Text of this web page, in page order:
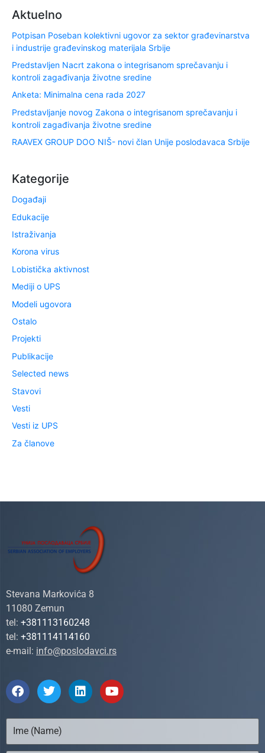
Aktuelno
Potpisan Poseban kolektivni ugovor za sektor građevinarstva
i industrije građevinskog materijala Srbije
Predstavljen Nacrt zakona o integrisanom sprečavanju i
kontroli zagađivanja životne sredine
Anketa: Minimalna cena rada 2027
Predstavljanje novog Zakona o integrisanom sprečavanju i
kontroli zagađivanja životne sredine
RAAVEX GROUP DOO NIŠ- novi član Unije poslodavaca Srbije
Kategorije
Događaji
Edukacije
Istraživanja
Korona virus
Lobistička aktivnost
Mediji o UPS
Modeli ugovora
Ostalo
Projekti
Publikacije
Selected news
Stavovi
Vesti
Vesti iz UPS
Za članove
Stevana Markovića 8
11080 Zemun
tel: +381113160248
tel: +381114114160
e-mail: info@poslodavci.rs